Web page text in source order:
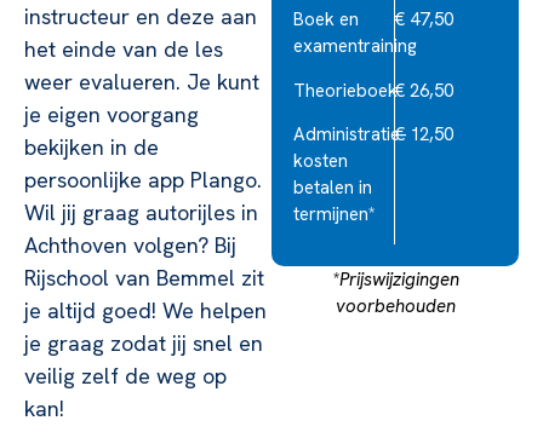
instructeur en deze aan
het einde van de les
weer evalueren. Je kunt
je eigen voorgang
bekijken in de
persoonlijke app Plango.
Wil jij graag autorijles in
Achthoven volgen? Bij
Rijschool van Bemmel zit
je altijd goed! We helpen
je graag zodat jij snel en
veilig zelf de weg op
kan!
Boek en
examentraining
€ 47,50
Theorieboek€ 26,50
Administratie-
kosten
betalen in
termijnen*
€ 12,50
*Prijswijzigingen
voorbehouden